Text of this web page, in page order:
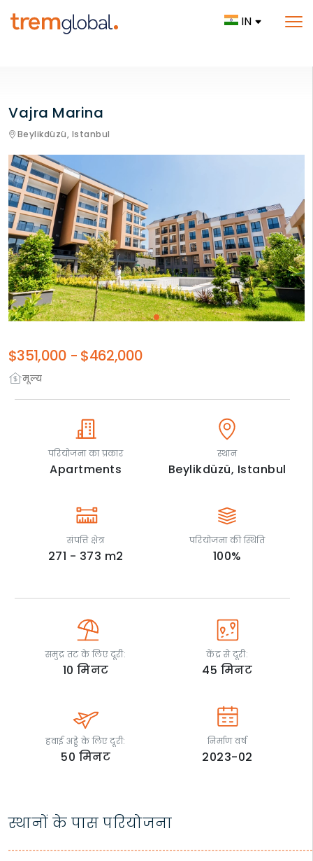
IN
Vajra Marina
Beylikdüzü, Istanbul
मूल्य
$351,000 - $462,000
परियोजना का प्रकार
Apartments
स्थान
Beylikdüzü, Istanbul
संपत्ति क्षेत्र
271 - 373 m2
परियोजना की स्थिति
100%
समुद्र तट के लिए दूरी:
10मिनट
केंद्र से दूरी:
45 मिनट
हवाई अड्डे के लिए दूरी:
50 मिनट
निर्माण वर्ष
2023-02
स्थानों के पास परियोजना